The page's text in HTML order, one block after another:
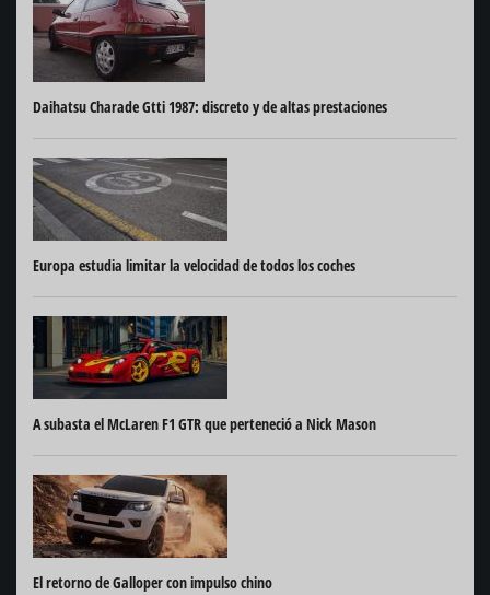
Daihatsu Charade Gtti 1987: discreto y de altas prestaciones
Europa estudia limitar la velocidad de todos los coches
A subasta el McLaren F1 GTR que perteneció a Nick Mason
El retorno de Galloper con impulso chino